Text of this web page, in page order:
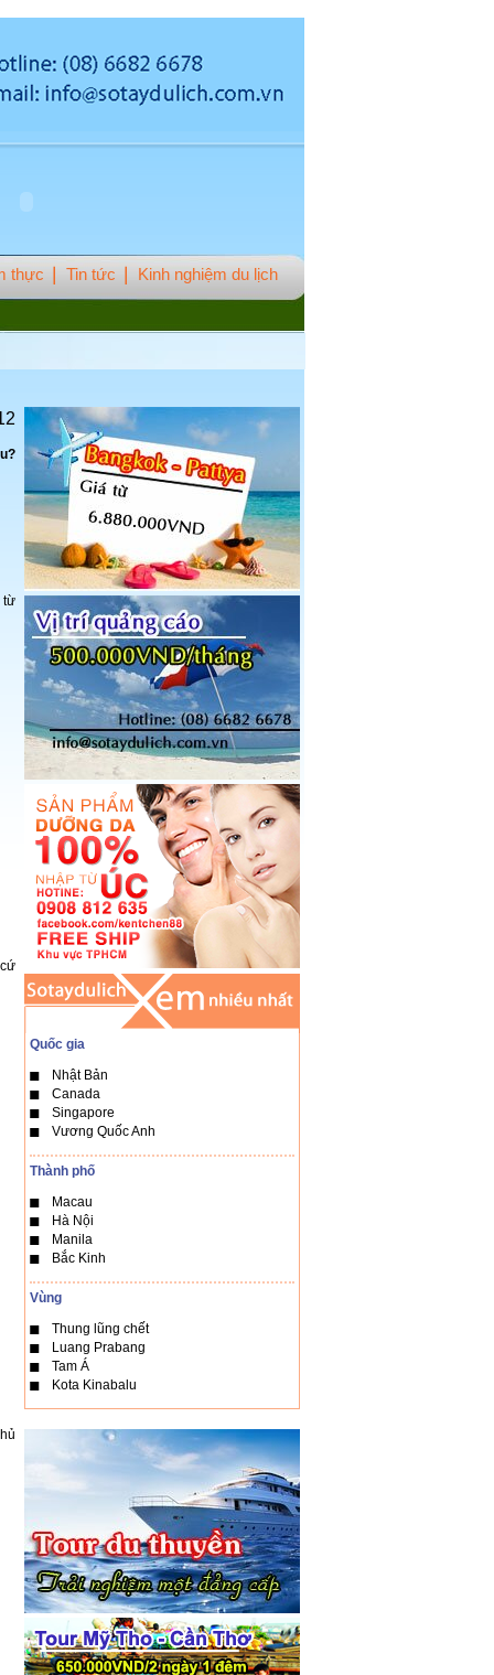
thực Tin tức Kinh nghiệm du lịch
từ
Quốc gia
Nhật Bản
Canada
Singapore
Vương Quốc Anh
Thành phố
Macau
Hà Nội
Manila
Bắc Kinh
Vùng
Thung lũng chết
Luang Prabang
Tam Á
Kota Kinabalu